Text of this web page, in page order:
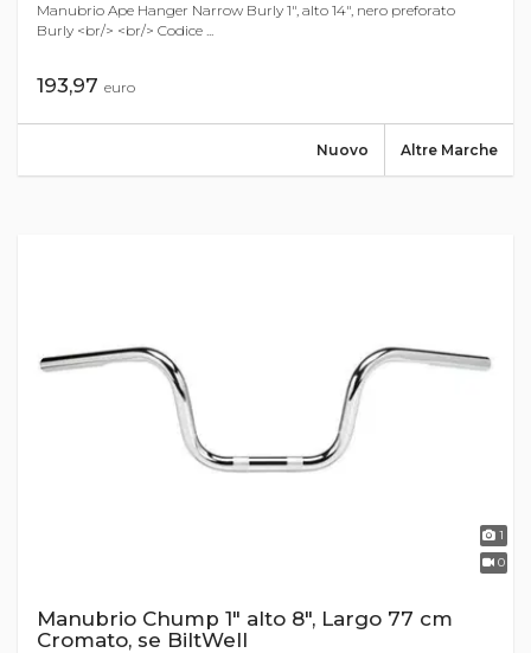
Manubrio Ape Hanger Narrow Burly 1", alto 14", nero preforato
Burly <br/> <br/> Codice ...
193,97 euro
Altre Marche
Nuovo
1
0
Manubrio Chump 1" alto 8", Largo 77 cm
Cromato, se BiltWell